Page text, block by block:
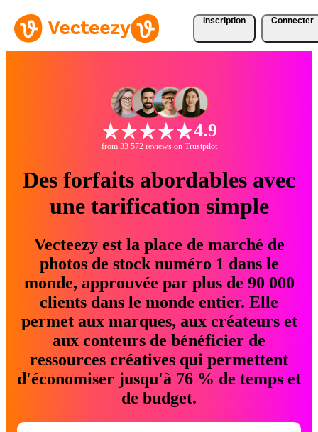
Inscription Connecter
4.9
from 33 572 reviews on Trustpilot
Des forfaits abordables avec
une tarification simple
Vecteezy est la place de marché de
photos de stock numéro 1 dans le
monde, approuvée par plus de 90 000
clients dans le monde entier. Elle
permet aux marques, aux créateurs et
aux conteurs de bénéficier de
ressources créatives qui permettent
d'économiser jusqu'à 76 % de temps et
de budget.